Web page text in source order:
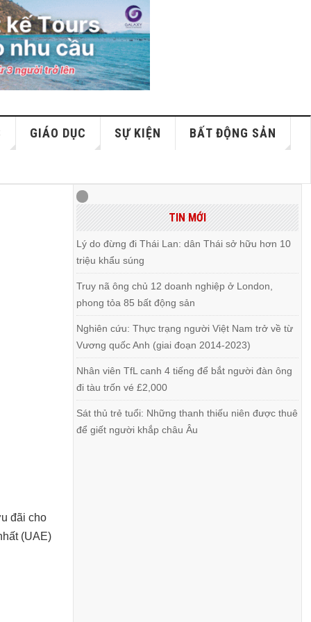
GIÁO DỤC SỰ KIỆN BẤT ĐỘNG SẢN
đãi cho
(UAE)
TIN MỚI
Lý do đừng đi Thái Lan: dân Thái sở hữu hơn 10
triệu khẩu súng
Truy nã ông chủ 12 doanh nghiệp ở London,
phong tỏa 85 bất động sản
Nghiên cứu: Thực trạng người Việt Nam trở về từ
Vương quốc Anh (giai đoạn 2014-2023)
Nhân viên TfL canh 4 tiếng để bắt người đàn ông
đi tàu trốn vé £2,000
Sát thủ trẻ tuổi: Những thanh thiếu niên được thuê
để giết người khắp châu Âu